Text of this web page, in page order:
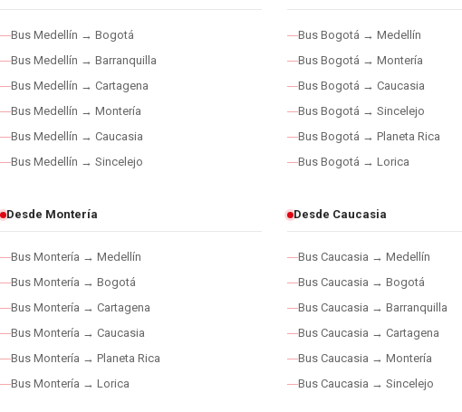
Bus Medellín → Bogotá
Bus Medellín → Barranquilla
Bus Medellín → Cartagena
Bus Medellín → Montería
Bus Medellín → Caucasia
Bus Medellín → Sincelejo
Bus Bogotá → Medellín
Bus Bogotá → Montería
Bus Bogotá → Caucasia
Bus Bogotá → Sincelejo
Bus Bogotá → Planeta Rica
Bus Bogotá → Lorica
Desde Montería
Bus Montería → Medellín
Bus Montería → Bogotá
Bus Montería → Cartagena
Bus Montería → Caucasia
Bus Montería → Planeta Rica
Bus Montería → Lorica
Desde Caucasia
Bus Caucasia → Medellín
Bus Caucasia → Bogotá
Bus Caucasia → Barranquilla
Bus Caucasia → Cartagena
Bus Caucasia → Montería
Bus Caucasia → Sincelejo